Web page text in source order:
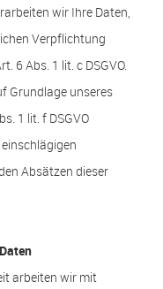
wir Ihre Daten,
Verpflichtung
6 Abs. 1 lit. c DSGVO.
Grundlage unseres
1 lit. f DSGVO
Absätzen dieser
arbeiten wir mit